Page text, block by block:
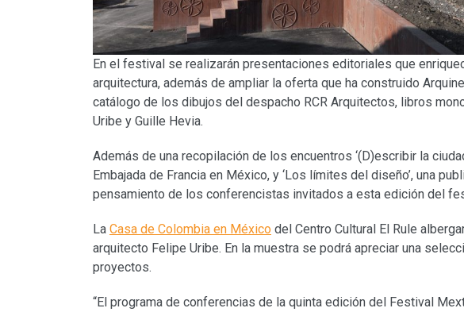
En el festival se realizarán presentaciones editoriales que
arquitectura, además de ampliar la oferta que ha construido
catálogo de los dibujos del despacho RCR Arquitectos, libros
Uribe y Guille Hevia.
Además de una recopilación de los encuentros ‘(D)escribir la
Embajada de Francia en México, y ‘Los límites del diseño’, una
pensamiento de los conferencistas invitados a esta edición del
La Casa de Colombia en México del Centro Cultural El Rule
arquitecto Felipe Uribe. En la muestra se podrá apreciar una
proyectos.
“El programa de conferencias de la quinta edición del Festival